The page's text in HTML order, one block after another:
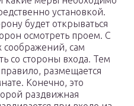
установкой.
будет открываться
осмотреть проем. С
соображений, сам
со стороны входа. Тем
размещается
Конечно, это
раздвижная